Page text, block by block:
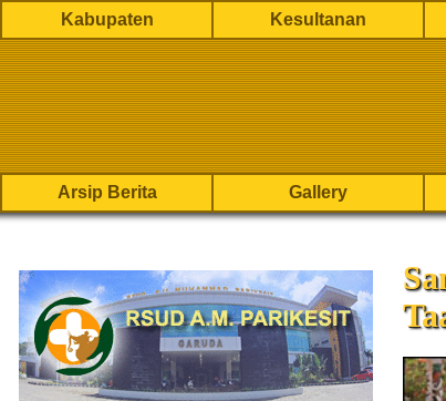
Kabupaten Kesultanan
Arsip Berita Gallery